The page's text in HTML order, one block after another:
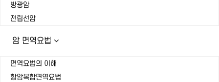
방광암
전립선암
암 면역요법
면역요법의 이해
항암복합면역요법